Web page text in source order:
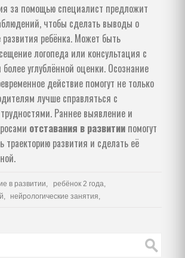
за помощью специалист предложит
чтобы сделать выводы о
развития ребёнка. Может быть
логопеда или консультация с
углублённой оценки. Осознание
действие помогут не только
лучше справляться с
Раннее выявление и
отставания в развитии помогут
траекторию развития и сделать её
в развитии,
ребёнок 2 года,
нейрологические занятия,